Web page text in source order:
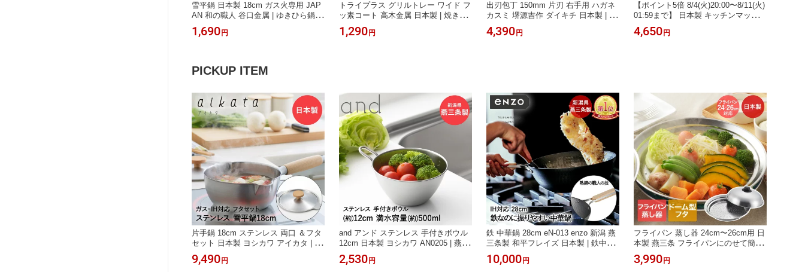
雪平鍋 日本製 18cm ガス火専用 JAP
AN 和の職人 谷口金属 | ゆきひら鍋
取っ手 行平鍋 片手鍋 ガス火 ガス 軽
量 アルミ 煮物 味噌汁 和食 スープ 麺
1,690 円
トライプラス グリルトレー ワイド フ
ッ素コート 高木金属 日本製 | 焼き魚
お餅 深型 グリルプレート グリル グ
リル皿 魚焼きグリル トレー トレイ
1,290 円
出刃包丁 150mm 片刃 右手用 ハガネ
カスミ 堺源吉作 ダイキチ 日本製 | 包
丁 堺刃物 堺市 伝統 ブランド 出刃 魚
刺身 うろこ取り 骨抜き 和包丁 日本
4,390 円
【ポイント5倍 8/4(火)20:00〜8/11(火)
01:59まで】 日本製 キッチンマット
クリア 91×255cm | 透明マット 透明
キッチンマット 透明 マット フロアマ
4,650 円
PICKUP ITEM
片手鍋 18cm ステンレス 両口 ＆フタ
セット 日本製 ヨシカワ アイカタ | 雪
平鍋 1.7L 燕三条 燕三条製 ガス IH IH
対応 直火 鍋 お鍋 蓋付き ふた フタ
9,490 円
and アンド ステンレス 手付きボウル
12cm 日本製 ヨシカワ AN0205 | 燕三
条 ステンレスボウル ステンレスボー
ル ボール ミニボウル ミニボール オ
2,530 円
鉄 中華鍋 28cm eN-013 enzo 新潟 燕
三条製 和平フレイズ 日本製 | 鉄中華
鍋 鉄鍋 軽い 軽量 IH対応 ガス火 おし
ゃれ 中華鍋28cm 耐久性 高温調理 職
10,000 円
フライパン 蒸し器 24cm〜26cm用 日
本製 燕三条 フライパンにのせて簡単
蒸しプレート ドーム型 YJ2611 ヨシ
カワ | フライパン用 蒸しプレート む
3,990 円